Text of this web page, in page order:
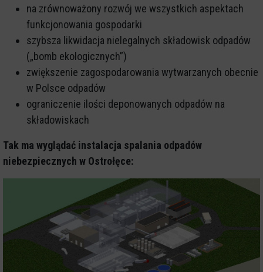
na zrównoważony rozwój we wszystkich aspektach
funkcjonowania gospodarki
szybsza likwidacja nielegalnych składowisk odpadów
(„bomb ekologicznych”)
zwiększenie zagospodarowania wytwarzanych obecnie
w Polsce odpadów
ograniczenie ilości deponowanych odpadów na
składowiskach
Tak ma wyglądać instalacja spalania odpadów
niebezpiecznych w Ostrołęce: